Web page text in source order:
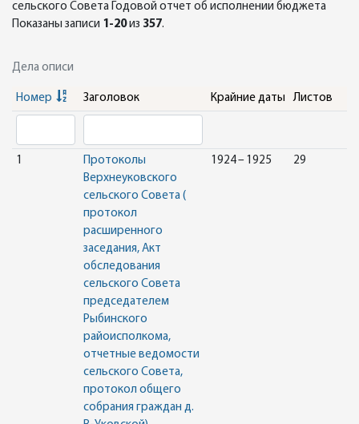
сельского Совета Годовой отчет об исполнении бюджета
Показаны записи 1-20из 357.
Дела описи
Номер Заголовок Крайние даты Листов
1
Протоколы
Верхнеуковского
сельского Совета (
протокол
расширенного
заседания, Акт
обследования
сельского Совета
председателем
Рыбинского
райоисполкома,
отчетные ведомости
сельского Совета,
протокол общего
собрания граждан д.
1924 – 1925 29